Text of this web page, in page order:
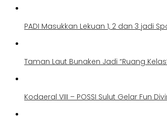
PADI Masukkan Lekuan 1, 2 dan 3 jadi
Taman Laut Bunaken Jadi “Ruang
Kodaeral VIII – POSSI Sulut Gelar Fun